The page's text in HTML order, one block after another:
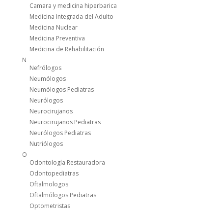
Camara y medicina hiperbarica
Medicina Integrada del Adulto
Medicina Nuclear
Medicina Preventiva
Medicina de Rehabilitación
N
Nefrólogos
Neumólogos
Neumólogos Pediatras
Neurólogos
Neurocirujanos
Neurocirujanos Pediatras
Neurólogos Pediatras
Nutriólogos
O
Odontología Restauradora
Odontopediatras
Oftalmologos
Oftalmólogos Pediatras
Optometristas